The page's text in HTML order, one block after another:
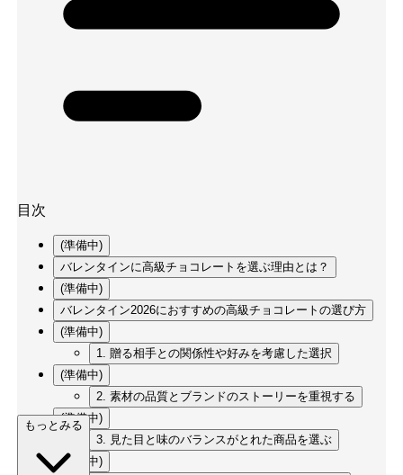
目次
(準備中)
バレンタインに高級チョコレートを選ぶ理由とは？
(準備中)
バレンタイン2026におすすめの高級チョコレートの選び方
(準備中)
1. 贈る相手との関係性や好みを考慮した選択
(準備中)
2. 素材の品質とブランドのストーリーを重視する
(準備中)
3. 見た目と味のバランスがとれた商品を選ぶ
(準備中)
もっとみる